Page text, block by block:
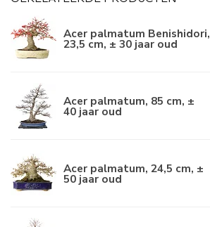
Acer palmatum Benishidori,
23,5 cm, ± 30 jaar oud
Acer palmatum, 85 cm, ±
40 jaar oud
Acer palmatum, 24,5 cm, ±
50 jaar oud